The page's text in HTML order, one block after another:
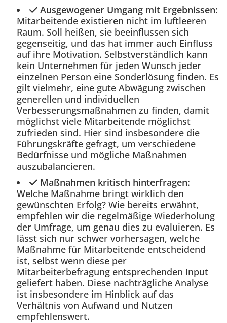
Ausgewogener Umgang mit Ergebnissen:
Mitarbeitende existieren nicht im luftleeren
Raum. Soll heißen, sie beeinflussen sich
gegenseitig, und das hat immer auch Einfluss
auf ihre Motivation. Selbstverständlich kann
kein Unternehmen für jeden Wunsch jeder
einzelnen Person eine Sonderlösung finden. Es
gilt vielmehr, eine gute Abwägung zwischen
generellen und individuellen
Verbesserungsmaßnahmen zu finden, damit
möglichst viele Mitarbeitende möglichst
zufrieden sind. Hier sind insbesondere die
Führungskräfte gefragt, um verschiedene
Bedürfnisse und mögliche Maßnahmen
auszubalancieren.
Maßnahmen kritisch hinterfragen:
Welche Maßnahme bringt wirklich den
gewünschten Erfolg? Wie bereits erwähnt,
empfehlen wir die regelmäßige Wiederholung
der Umfrage, um genau dies zu evaluieren. Es
lässt sich nur schwer vorhersagen, welche
Maßnahme für Mitarbeitende entscheidend
ist, selbst wenn diese per
Mitarbeiterbefragung entsprechenden Input
geliefert haben. Diese nachträgliche Analyse
ist insbesondere im Hinblick auf das
Verhältnis von Aufwand und Nutzen
empfehlenswert.